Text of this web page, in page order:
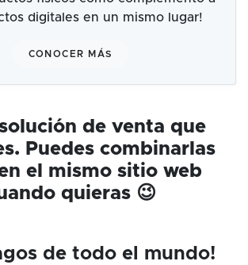
digitales en un mismo lugar!
CONOCER MÁS
de venta que
Puedes combinarlas
el mismo sitio web
quieras 😉
de todo el mundo!